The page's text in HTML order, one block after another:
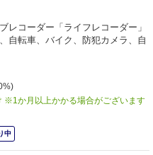
レコーダー「ライフレコーダー」
自転車、バイク、防犯カメラ、自
※1か月以上かかる場合がございます
中